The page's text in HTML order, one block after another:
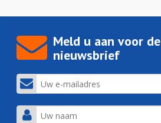
Meld u aan voor de
nieuwsbrief